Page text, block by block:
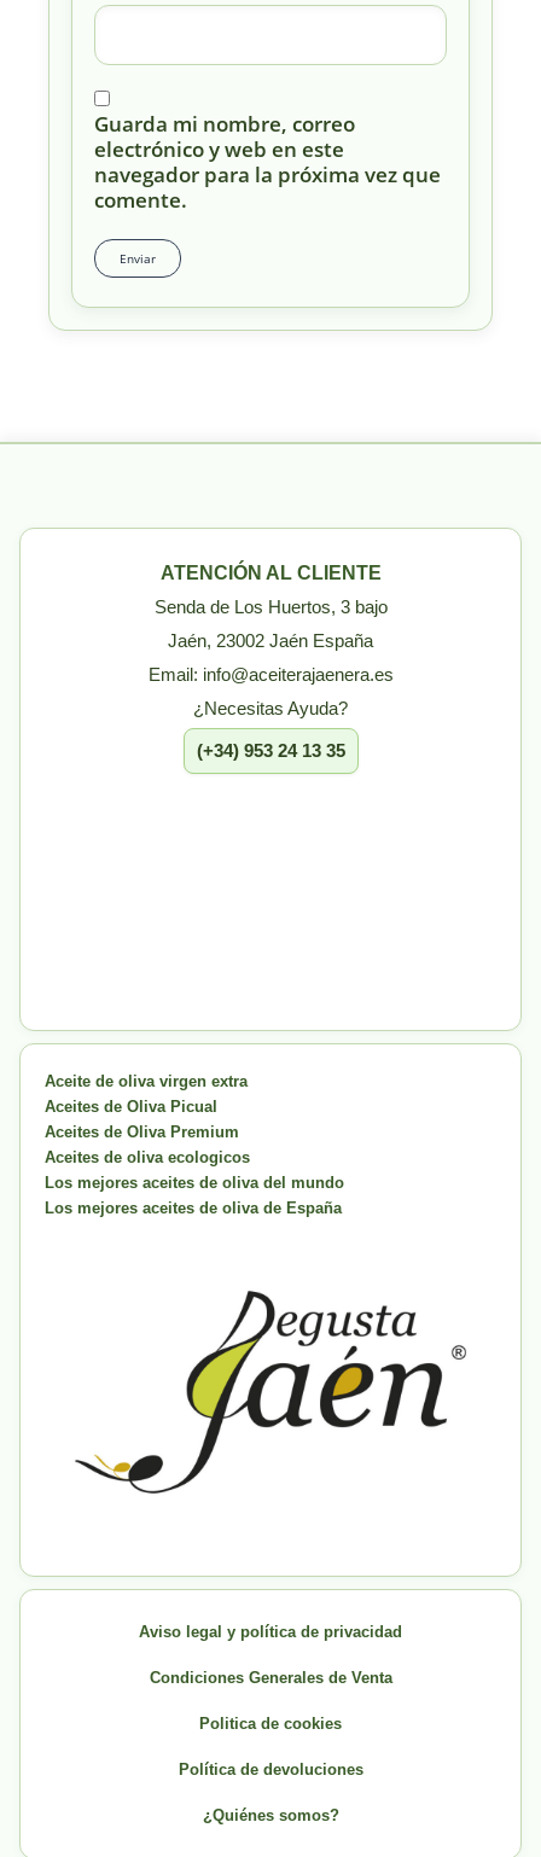
Guarda mi nombre, correo
electrónico y web en este
navegador para la próxima vez que
comente.
ATENCIÓN AL CLIENTE
Senda de Los Huertos, 3 bajo
Jaén, 23002 Jaén España
Email: info@aceiterajaenera.es
¿Necesitas Ayuda?
(+34) 953 24 13 35
Aceite de oliva virgen extra
Aceites de Oliva Picual
Aceites de Oliva Premium
Aceites de oliva ecologicos
Los mejores aceites de oliva del mundo
Los mejores aceites de oliva de España
Aviso legal y política de privacidad
Condiciones Generales de Venta
Politica de cookies
Política de devoluciones
¿Quiénes somos?